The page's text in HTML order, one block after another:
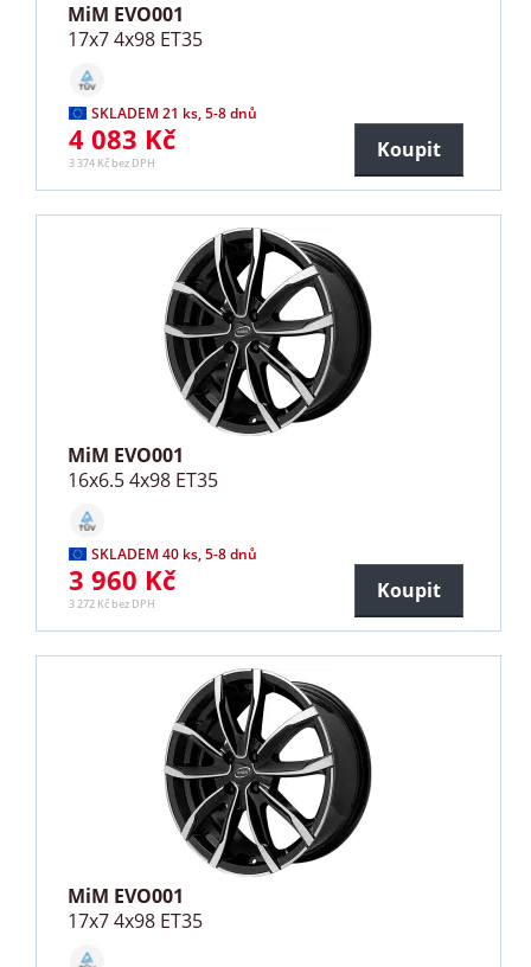
MiM EVO001
17x7 4x98 ET35
SKLADEM 21 ks, 5-8 dnů
4 083 Kč
3 374 Kč bez DPH
Koupit
MiM EVO001
16x6.5 4x98 ET35
SKLADEM 40 ks, 5-8 dnů
3 960 Kč
3 272 Kč bez DPH
Koupit
MiM EVO001
17x7 4x98 ET35